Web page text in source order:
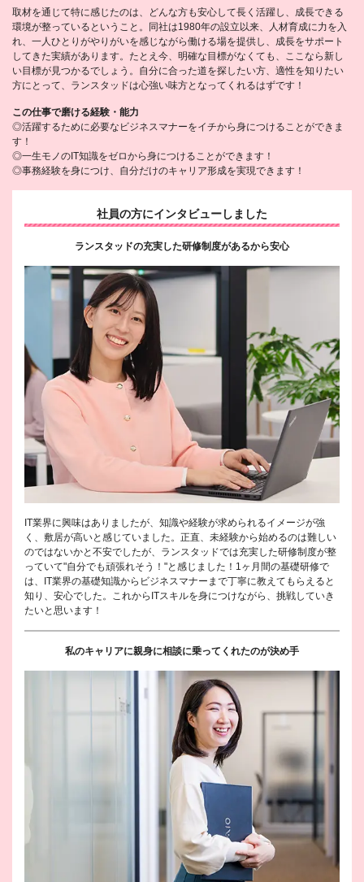
取材を通じて特に感じたのは、どんな方も安心して長く活躍し、成長できる
環境が整っているということ。同社は1980年の設立以来、人材育成に力を入
れ、一人ひとりがやりがいを感じながら働ける場を提供し、成長をサポート
してきた実績があります。たとえ今、明確な目標がなくても、ここなら新し
い目標が見つかるでしょう。自分に合った道を探したい方、適性を知りたい
方にとって、ランスタッドは心強い味方となってくれるはずです！
この仕事で磨ける経験・能力
◎活躍するために必要なビジネスマナーをイチから身につけることができま
す！
◎一生モノのIT知識をゼロから身につけることができます！
◎事務経験を身につけ、自分だけのキャリア形成を実現できます！
社員の方にインタビューしました
ランスタッドの充実した研修制度があるから安心
IT業界に興味はありましたが、知識や経験が求められるイメージが強
く、敷居が高いと感じていました。正直、未経験から始めるのは難しい
のではないかと不安でしたが、ランスタッドでは充実した研修制度が整
っていて"自分でも頑張れそう！"と感じました！1ヶ月間の基礎研修で
は、IT業界の基礎知識からビジネスマナーまで丁寧に教えてもらえると
知り、安心でした。これからITスキルを身につけながら、挑戦していき
たいと思います！
私のキャリアに親身に相談に乗ってくれたのが決め手